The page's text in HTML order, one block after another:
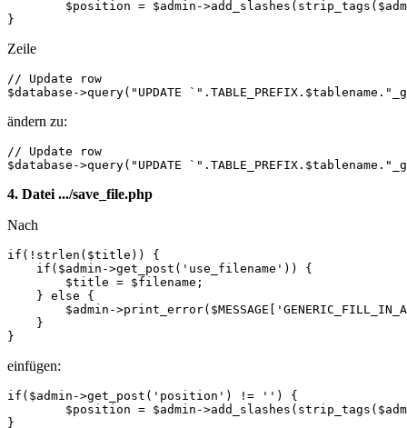
}
Zeile
// Update row
$database->query("UPDATE
ändern zu:
// Update row
$database->query("UPDATE
4. Datei .../save_file.php
Nach
if(!strlen($title)) {
    if($admin->get_post('use_filename')) {
        $title = $filename;
    } else {
$admin-
    }
}
einfügen:
if($admin->get_post('position') != '') {
}